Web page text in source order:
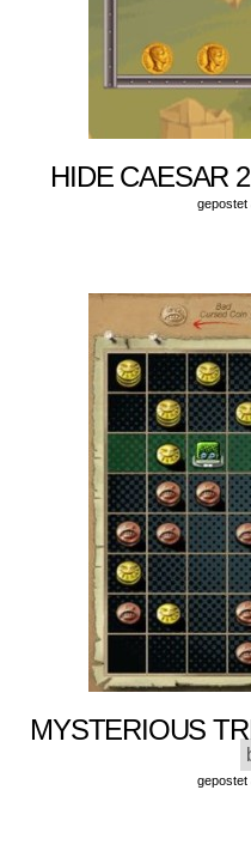
HIDE CAESAR 2
gepostet
MYSTERIOUS
gepostet